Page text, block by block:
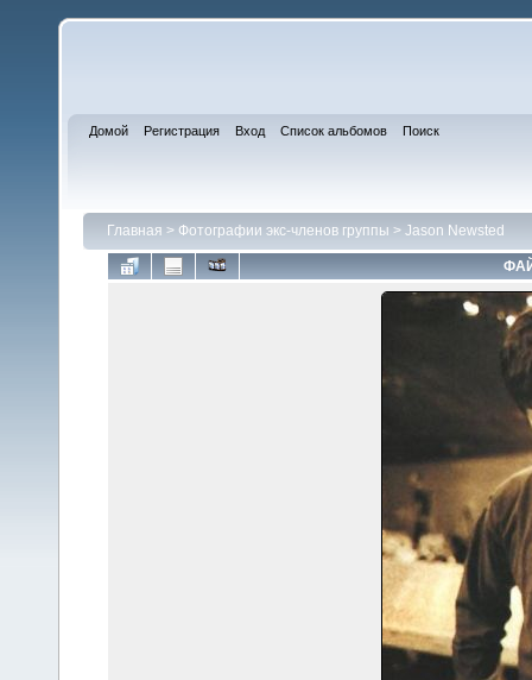
Домой Регистрация Вход Список альбомов Поиск
Главная > Фотографии экс-членов группы > Jason Newsted